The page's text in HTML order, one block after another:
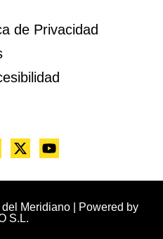
de Privacidad
Meridiano | Powered by
S.L.